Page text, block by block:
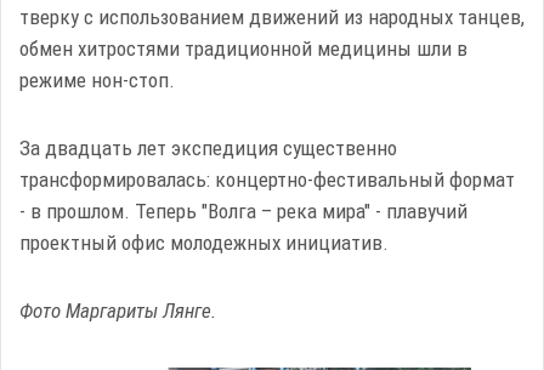
тверку с использованием движений из народных танцев,
обмен хитростями традиционной медицины шли в
режиме нон-стоп.
За двадцать лет экспедиция существенно
трансформировалась: концертно-фестивальный формат
- в прошлом. Теперь "Волга – река мира" - плавучий
проектный офис молодежных инициатив.
Фото Маргариты Лянге.